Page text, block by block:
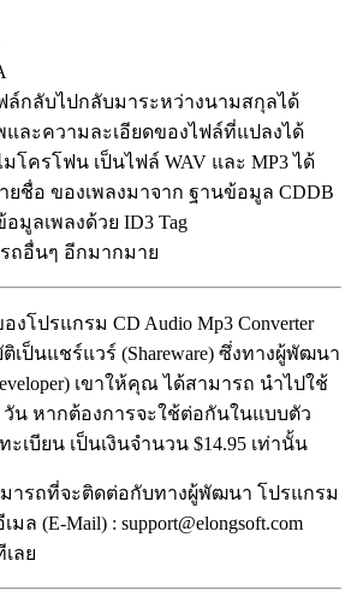
ล์กลับไปกลับมาระหว่างนามสกุลได้
ละความละเอียดของไฟล์ที่แปลงได้
โครโฟน เป็นไฟล์ WAV และ MP3 ได้
ยชื่อ ของเพลงมาจาก ฐานข้อมูล CDDB
มูลเพลงด้วย ID3 Tag
ถอื่นๆ อีกมากมาย
โปรแกรม CD Audio Mp3 Converter
ป็นแชร์แวร์ (Shareware) ซึ่งทางผู้พัฒนา
เขาให้คุณ ได้สามารถ นำไปใช้
น หากต้องการจะใช้ต่อกันในแบบตัว
ะเบียน เป็นเงินจำนวน $14.95 เท่านั้น
ารถที่จะติดต่อกับทางผู้พัฒนา โปรแกรม
ล (E-Mail) : support@elongsoft.com
ลย